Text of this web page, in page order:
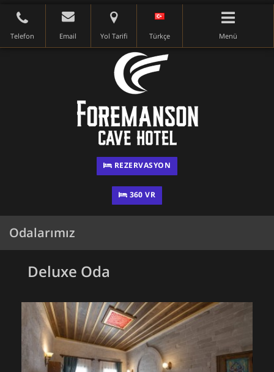
Telefon Email Yol Tarifi Türkçe Menü
REZERVASYON
360 VR
Odalarımız
Deluxe Oda